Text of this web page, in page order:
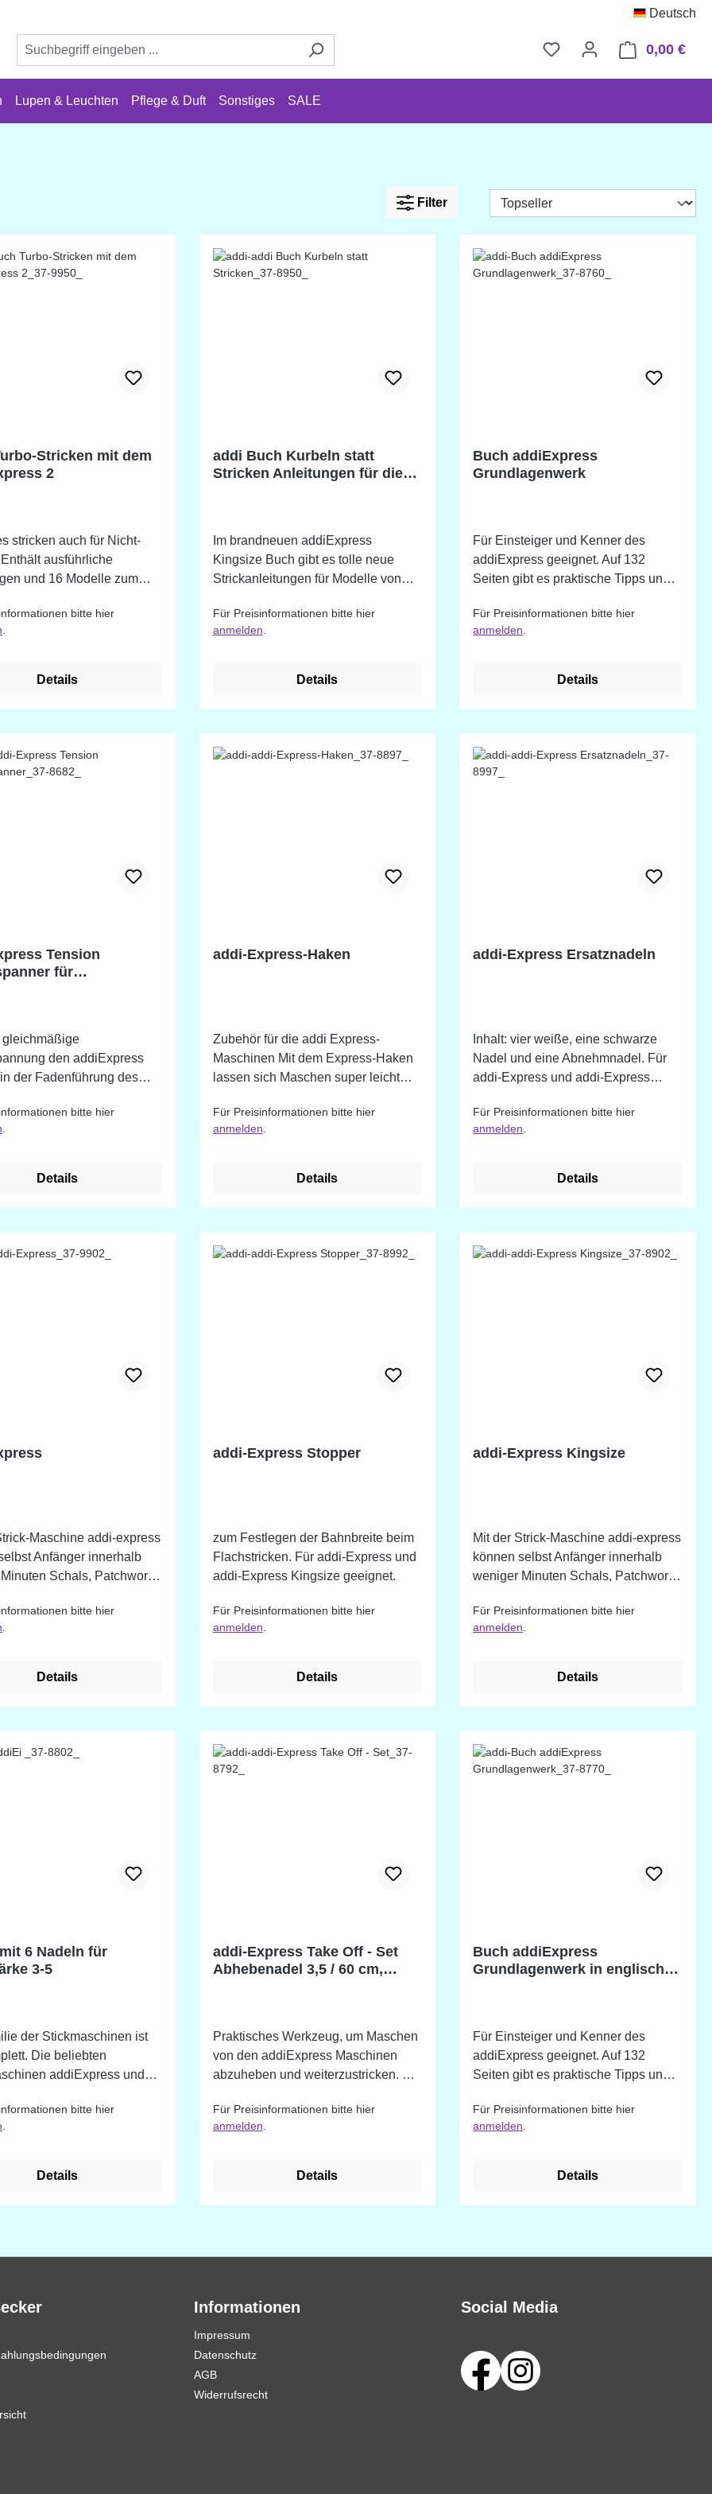
Deutsch
0,00 €
Lupen & Leuchten Pflege & Duft Sonstiges SALE
Filter
Stricken mit dem
2
stricken auch für Nicht-
ausführliche
und 16 Modelle zum
bitte hier
Details
addi Buch Kurbeln statt
Stricken Anleitungen für die
Im brandneuen addiExpress
Kingsize Buch gibt es tolle neue
Strickanleitungen für Modelle von
Schals bis hin zu Home-Deko - alle
aus der Strickmaschine gekurbelt.
hat 31 wundervolle, exklusive
Sommerpullovern über
Kinderzimmerteppiche bis hin zu
Home-Dekoration ist für jeden
Für Preisinformationen bitte hier
anmelden
Details
Buch addiExpress
Grundlagenwerk
Für Einsteiger und Kenner des
addiExpress geeignet. Auf 132
Seiten gibt es praktische Tipps und
addiExpress und der addiExpress
Kingsize.
Für Preisinformationen bitte hier
anmelden
Details
Tension
für
gleichmäßige
den addiExpress
der Fadenführung des
- Sie brauchen das
bitte hier
Details
addi-Express-Haken
Zubehör für die addi Express-
Maschinen Mit dem Express-Haken
lassen sich Maschen super leicht
Für Preisinformationen bitte hier
anmelden
Details
addi-Express Ersatznadeln
Inhalt: vier weiße, eine schwarze
Nadel und eine Abnehmnadel. Für
addi-Express und addi-Express
Für Preisinformationen bitte hier
anmelden
Details
Maschine addi-express
Anfänger innerhalb
Schals, Patchwork-
stricken: einfach das
in die Runde gelegt und
kann mit wenigen
so einen sicheren
ist zusätzlich mit einem
mit Memory-Funktion
bitte hier
Details
addi-Express Stopper
zum Festlegen der Bahnbreite beim
Flachstricken. Für addi-Express und
addi-Express Kingsize geeignet.
Für Preisinformationen bitte hier
anmelden
Details
addi-Express Kingsize
Mit der Strick-Maschine addi-express
können selbst Anfänger innerhalb
weniger Minuten Schals, Patchwork-
Kleinartikel stricken: einfach das
Garn einmal in die Runde gelegt und
addi-Express kann mit wenigen
gewährleistet so einen sicheren
Stand. er ist zusätzlich mit einem
Reihenzähler ausgestattet. Mit 46
Nadeln für Rundstrick-Artikel mit ca.
Für Preisinformationen bitte hier
anmelden
Details
3-5
der Stickmaschinen ist
Die beliebten
addiExpress und
- das addiEi.
kleine
Strickkordeln. Strickspaß
bis ins Detail und
bitte hier
Details
addi-Express Take Off - Set
Abhebenadel 3,5 / 60 cm,
Praktisches Werkzeug, um Maschen
von den addiExpress Maschinen
abzuheben und weiterzustricken. Die
zwischen die Nadelführungen der
Maschinen. Im Lieferumfang
gebogen (3,5 mm/ 8 cm) addiClick
Schlitz (60 cm)
Für Preisinformationen bitte hier
anmelden
Details
Buch addiExpress
Grundlagenwerk in englischer
Für Einsteiger und Kenner des
addiExpress geeignet. Auf 132
Seiten gibt es praktische Tipps und
addiExpress und der addiExpress
Kingsize.
Für Preisinformationen bitte hier
anmelden
Details
Informationen
Impressum
Datenschutz
AGB
Widerrufsrecht
Social Media